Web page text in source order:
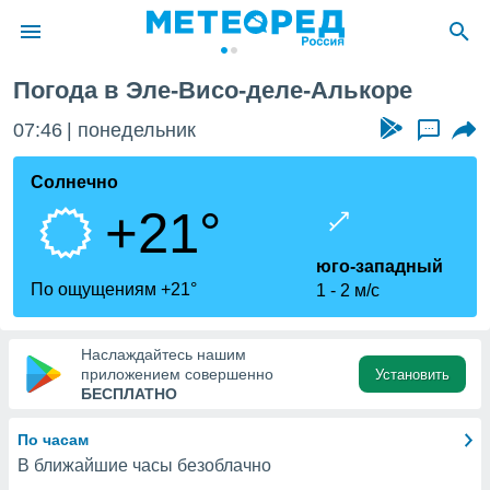
о
Вы можете
к этому
доступ
Погода в Эле-Висо-деле-Алькоре
07:46 понедельник ...
Солнечно
+21°
По ощущениям +21°
юго-западный
1
2 м/с
Наслаждайтесь нашим
приложением совершенно
БЕСПЛАТНО
Установить
По часам
В ближайшие часы безоблачно